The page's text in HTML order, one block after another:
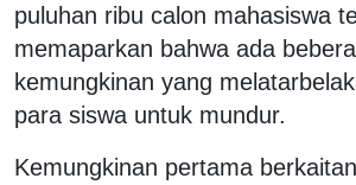
puluhan ribu calon mahasiswa
memaparkan bahwa ada
kemungkinan yang
para siswa untuk mundur.
Kemungkinan pertama